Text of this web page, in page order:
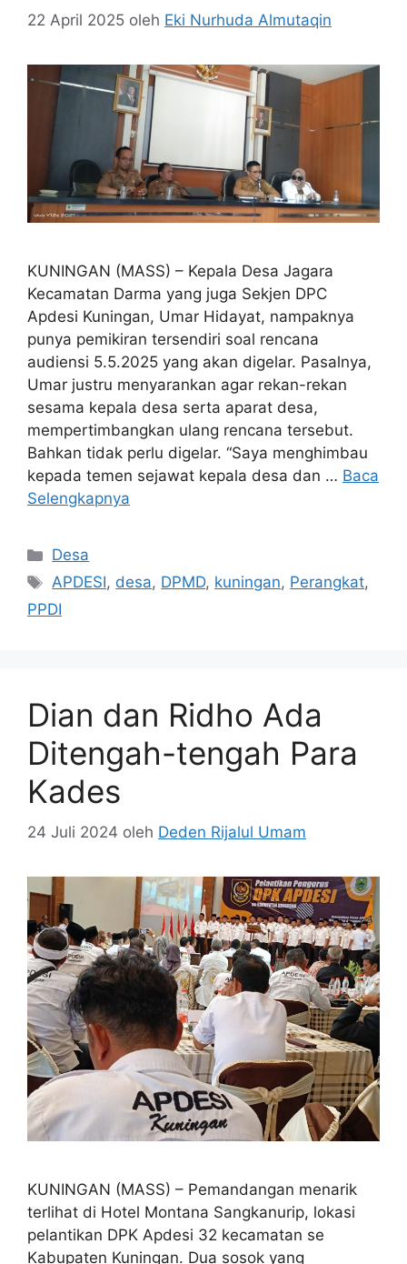
22 April 2025 oleh Eki Nurhuda Almutaqin
KUNINGAN (MASS) – Kepala Desa Jagara
Kecamatan Darma yang juga Sekjen DPC
Apdesi Kuningan, Umar Hidayat, nampaknya
punya pemikiran tersendiri soal rencana
audiensi 5.5.2025 yang akan digelar. Pasalnya,
Umar justru menyarankan agar rekan-rekan
sesama kepala desa serta aparat desa,
mempertimbangkan ulang rencana tersebut.
Bahkan tidak perlu digelar. “Saya menghimbau
kepada temen sejawat kepala desa dan … Baca
Selengkapnya
Kategori
Desa
Tag
APDESI, desa, DPMD, kuningan, Perangkat,
PPDI
Dian dan Ridho Ada
Ditengah-tengah Para
Kades
24 Juli 2024 oleh Deden Rijalul Umam
KUNINGAN (MASS) – Pemandangan menarik
terlihat di Hotel Montana Sangkanurip, lokasi
pelantikan DPK Apdesi 32 kecamatan se
Kabupaten Kuningan. Dua sosok yang